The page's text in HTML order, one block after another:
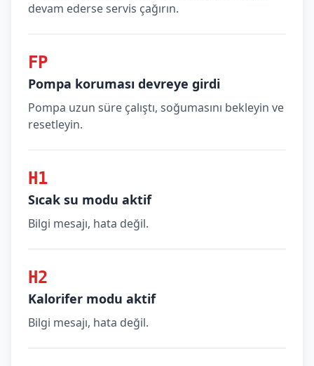
devam ederse servis çağırın.
FP
Pompa koruması devreye girdi
Pompa uzun süre çalıştı, soğumasını bekleyin ve
resetleyin.
H1
Sıcak su modu aktif
Bilgi mesajı, hata değil.
H2
Kalorifer modu aktif
Bilgi mesajı, hata değil.